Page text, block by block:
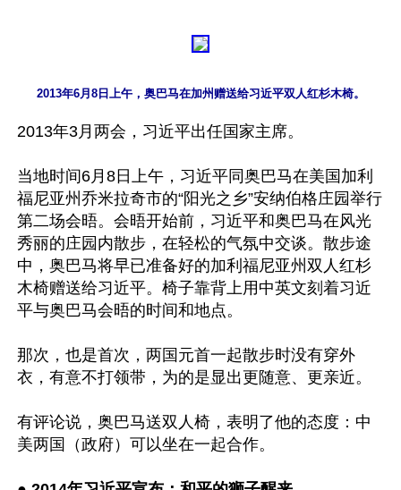
2013年6月8日上午，奥巴马在加州赠送给习近平双人红杉木椅。
2013年3月两会，习近平出任国家主席。
当地时间6月8日上午，习近平同奥巴马在美国加利
福尼亚州乔米拉奇市的“阳光之乡”安纳伯格庄园举行
第二场会晤。会晤开始前，习近平和奥巴马在风光
秀丽的庄园内散步，在轻松的气氛中交谈。散步途
中，奥巴马将早已准备好的加利福尼亚州双人红杉
木椅赠送给习近平。椅子靠背上用中英文刻着习近
平与奥巴马会晤的时间和地点。
那次，也是首次，两国元首一起散步时没有穿外
衣，有意不打领带，为的是显出更随意、更亲近。
有评论说，奥巴马送双人椅，表明了他的态度：中
美两国（政府）可以坐在一起合作。